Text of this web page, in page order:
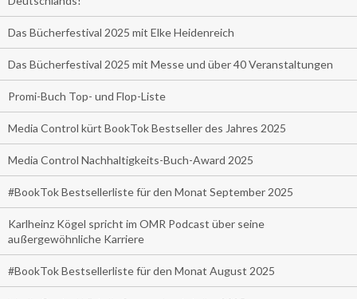
Das Bücherfestival 2025 mit Elke Heidenreich
Das Bücherfestival 2025 mit Messe und über 40 Veranstaltungen
Promi-Buch Top- und Flop-Liste
Media Control kürt BookTok Bestseller des Jahres 2025
Media Control Nachhaltigkeits-Buch-Award 2025
#BookTok Bestsellerliste für den Monat September 2025
Karlheinz Kögel spricht im OMR Podcast über seine
außergewöhnliche Karriere
#BookTok Bestsellerliste für den Monat August 2025